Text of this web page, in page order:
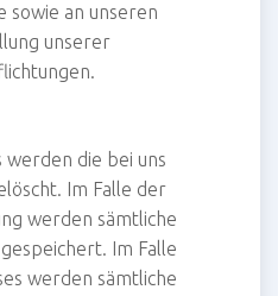
sowie an unseren
unserer
werden die bei uns
Im Falle der
werden sämtliche
Im Falle
werden sämtliche